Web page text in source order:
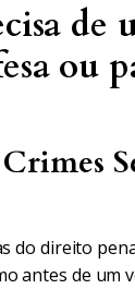
de
ou
do direito
antes de um